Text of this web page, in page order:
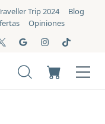
Trip 2024
Blog
Opiniones